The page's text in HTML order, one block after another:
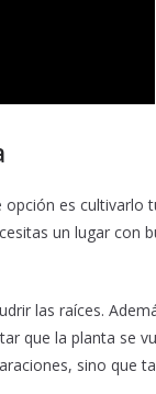
es cultivarlo
un lugar con
las raíces.
que la planta se
sino que